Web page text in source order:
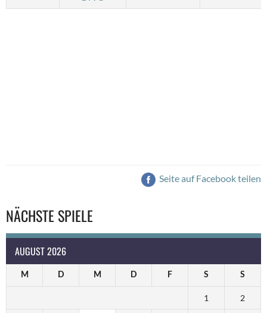
Seite auf Facebook teilen
NÄCHSTE SPIELE
AUGUST 2026
M D M D F S S
1 2